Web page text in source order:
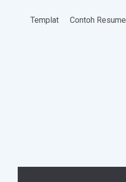
Templat Contoh Resume